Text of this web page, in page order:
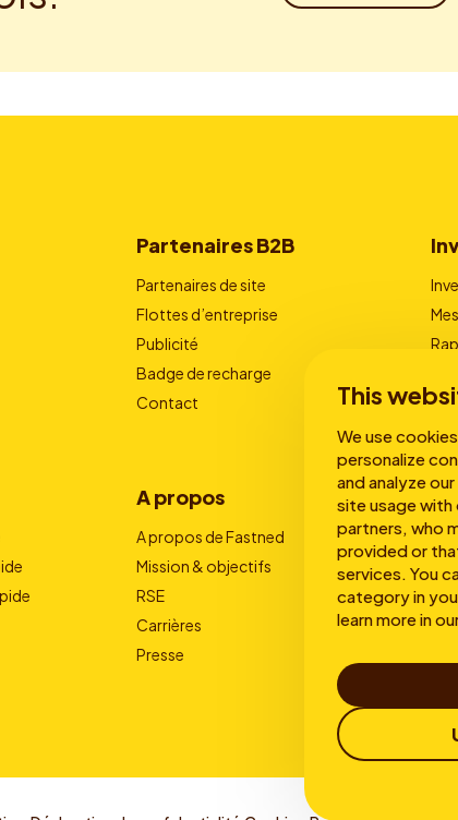
This
We use
personalize
and analyze
site usage with
partners, who
provided or
services. You
category in
learn more in
Partenaires B2B
Partenaires de site
Flottes d’entreprise
Publicité
Badge de recharge
Contact
A propos
A propos de Fastned
Mission & objectifs
RSE
Carrières
Presse